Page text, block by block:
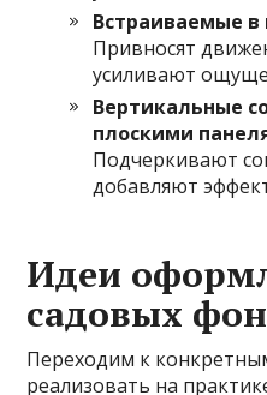
Встраиваемые
Привносят
усиливают
Вертикальные
плоскими
Подчеркивают
добавляют
Идеи
садовых
Переходим к
реализовать на